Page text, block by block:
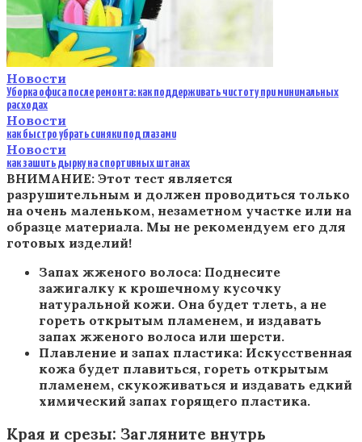
Новости
Уборка офиса после ремонта: как поддерживать чистоту при минимальных
расходах
Новости
как быстро убрать синяки под глазами
Новости
как зашить дырку на спортивных штанах
ВНИМАНИЕ: Этот тест является
разрушительным и должен проводиться только
на очень маленьком, незаметном участке или на
образце материала. Мы не рекомендуем его для
готовых изделий!
Запах жженого волоса: Поднесите
зажигалку к крошечному кусочку
натуральной кожи. Она будет тлеть, а не
гореть открытым пламенем, и издавать
запах жженого волоса или шерсти.
Плавление и запах пластика: Искусственная
кожа будет плавиться, гореть открытым
пламенем, скукоживаться и издавать едкий
химический запах горящего пластика.
Края и срезы: Загляните внутрь